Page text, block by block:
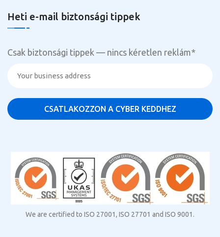
Heti e-mail biztonsági tippek
Csak biztonsági tippek — nincs kéretlen reklám*
We are certified to ISO 27001, ISO 27701 and ISO 9001.